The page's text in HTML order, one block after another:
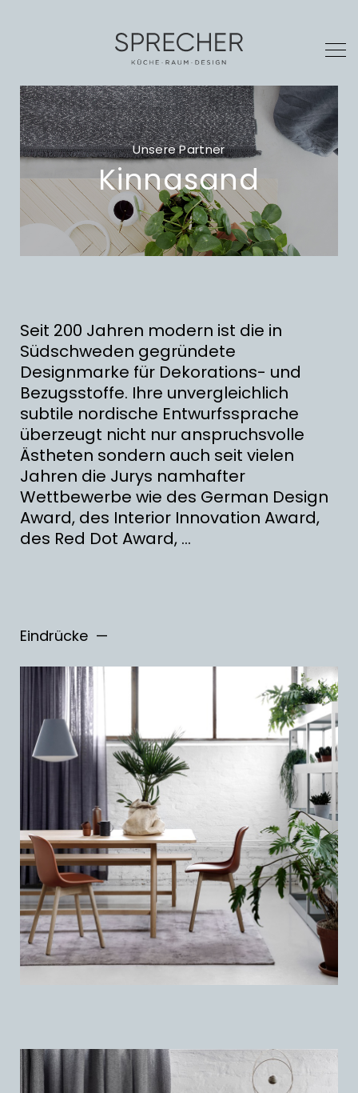
Unsere Partner
Kinnasand
Seit 200 Jahren modern ist die in
Südschweden gegründete
Designmarke für Dekorations- und
Bezugsstoffe. Ihre unvergleichlich
subtile nordische Entwurfssprache
überzeugt nicht nur anspruchsvolle
Ästheten sondern auch seit vielen
Jahren die Jurys namhafter
Wettbewerbe wie des German Design
Award, des Interior Innovation Award,
des Red Dot Award, ...
Eindrücke